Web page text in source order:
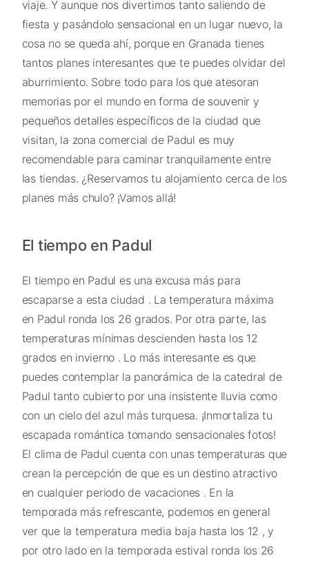
viaje. Y aunque nos divertimos tanto saliendo de
fiesta y pasándolo sensacional en un lugar nuevo, la
cosa no se queda ahí, porque en Granada tienes
tantos planes interesantes que te puedes olvidar del
aburrimiento. Sobre todo para los que atesoran
memorias por el mundo en forma de souvenir y
pequeños detalles específicos de la ciudad que
visitan, la zona comercial de Padul es muy
recomendable para caminar tranquilamente entre
las tiendas. ¿Reservamos tu alojamiento cerca de los
planes más chulo? ¡Vamos allá!
El tiempo en Padul
El tiempo en Padul es una excusa más para
escaparse a esta ciudad . La temperatura máxima
en Padul ronda los 26 grados. Por otra parte, las
temperaturas mínimas descienden hasta los 12
grados en invierno . Lo más interesante es que
puedes contemplar la panorámica de la catedral de
Padul tanto cubierto por una insistente lluvia como
con un cielo del azul más turquesa. ¡Inmortaliza tu
escapada romántica tomando sensacionales fotos!
El clima de Padul cuenta con unas temperaturas que
crean la percepción de que es un destino atractivo
en cualquier periodo de vacaciones . En la
temporada más refrescante, podemos en general
ver que la temperatura media baja hasta los 12 , y
por otro lado en la temporada estival ronda los 26